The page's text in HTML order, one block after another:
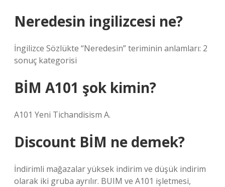
Neredesin ingilizcesi ne?
İngilizce Sözlükte “Neredesin” teriminin anlamları: 2
sonuç kategorisi
BİM A101 şok kimin?
A101 Yeni Tichandisism A.
Discount BİM ne demek?
İndirimli mağazalar yüksek indirim ve düşük indirim
olarak iki gruba ayrılır. BUIM ve A101 işletmesi,